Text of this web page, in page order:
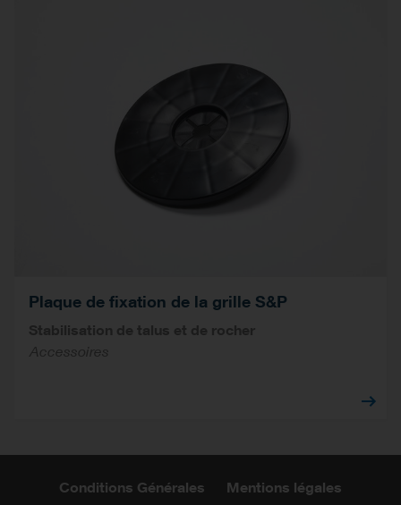
Plaque de fixation de la grille S&P
Stabilisation de talus et de rocher
Accessoires
Conditions Générales Mentions légales